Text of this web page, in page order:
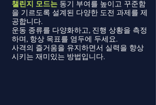
챌린지 모드는 동기 부여를 높이고 꾸준함
을 기르도록 설계된 다양한 도전 과제를 제
공합니다.
운동 종류를 다양화하고, 진행 상황을 측정
하며, 항상 목표를 염두에 두세요.
사격의 즐거움을 유지하면서 실력을 향상
시키는 재미있는 방법입니다.